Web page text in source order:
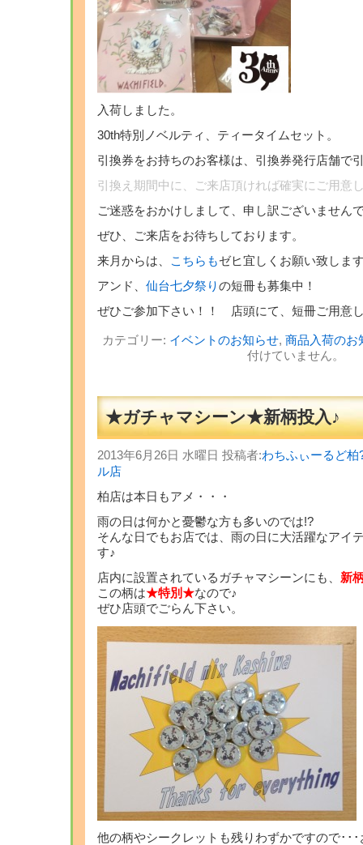
入荷しました。
30th特別ノベルティ、ティータイムセット。
引換券をお持ちのお客様は、引換券発行店舗で
引換え期間中に、ご来店頂ければ確実にご用意
ご迷惑をおかけしまして、申し訳ございません
ぜひ、ご来店をお待ちしております。
来月からは、
こちらもゼヒ宜しくお願い致しま
アンド、 仙台七夕祭りの短冊も募集中！
ぜひご参加下さい！！ 店頭にて、短冊ご用意
カテゴリー: イベントのお知らせ, 商品入荷のお
付けていません。
★ガチャマシーン★新柄投入♪
2013年6月26日 水曜日 投稿者:わちふぃーるど
ル店
柏店は本日もアメ・・・
雨の日は何かと憂鬱な方も多いのでは!?
そんな日でもお店では、雨の日に大活躍なアイ
す♪
店内に設置されているガチャマシーンにも、 新
この柄は★特別★なので♪
ぜひ店頭でごらん下さい。
他の柄やシークレットも残りわずかですので･･･